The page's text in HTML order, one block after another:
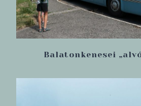
Balatonkenesei